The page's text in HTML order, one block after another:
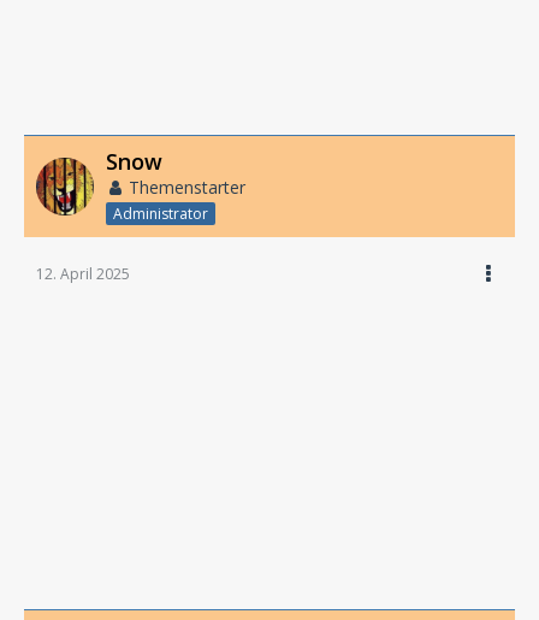
Snow
Themenstarter
Administrator
12. April 2025